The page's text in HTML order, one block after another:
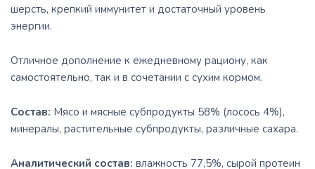
шерсть, крепкий иммунитет и достаточный уровень
энергии.
Отличное дополнение к ежедневному рациону, как
самостоятельно, так и в сочетании с сухим кормом.
Состав: Мясо и мясные субпродукты 58% (лосось 4%),
минералы, растительные субпродукты, различные сахара.
Аналитический состав: влажность 77,5%, сырой протеин